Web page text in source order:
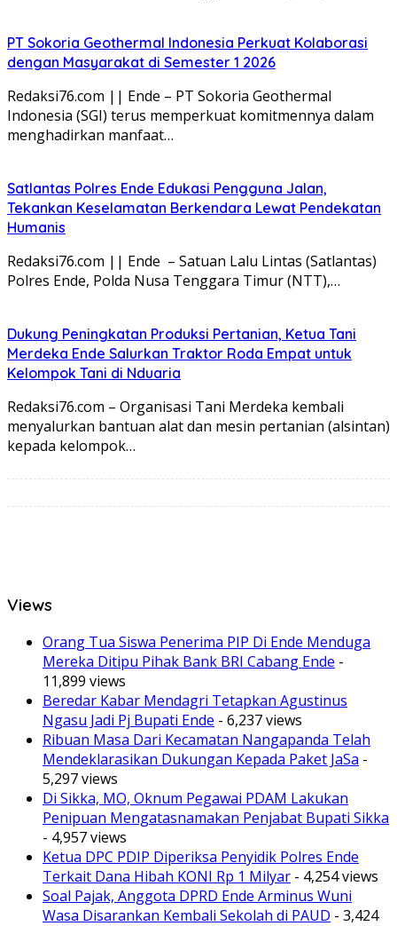
PT Sokoria Geothermal Indonesia Perkuat Kolaborasi
dengan Masyarakat di Semester 1 2026
Redaksi76.com || Ende – PT Sokoria Geothermal
Indonesia (SGI) terus memperkuat komitmennya dalam
menghadirkan manfaat…
Satlantas Polres Ende Edukasi Pengguna Jalan,
Tekankan Keselamatan Berkendara Lewat Pendekatan
Humanis
Redaksi76.com || Ende – Satuan Lalu Lintas (Satlantas)
Polres Ende, Polda Nusa Tenggara Timur (NTT),…
Dukung Peningkatan Produksi Pertanian, Ketua Tani
Merdeka Ende Salurkan Traktor Roda Empat untuk
Kelompok Tani di Nduaria
Redaksi76.com – Organisasi Tani Merdeka kembali
menyalurkan bantuan alat dan mesin pertanian (alsintan)
kepada kelompok…
Views
Orang Tua Siswa Penerima PIP Di Ende Menduga
Mereka Ditipu Pihak Bank BRI Cabang Ende -
11,899 views
Beredar Kabar Mendagri Tetapkan Agustinus
Ngasu Jadi Pj Bupati Ende - 6,237 views
Ribuan Masa Dari Kecamatan Nangapanda Telah
Mendeklarasikan Dukungan Kepada Paket JaSa -
5,297 views
Di Sikka, MO, Oknum Pegawai PDAM Lakukan
Penipuan Mengatasnamakan Penjabat Bupati Sikka
- 4,957 views
Ketua DPC PDIP Diperiksa Penyidik Polres Ende
Terkait Dana Hibah KONI Rp 1 Milyar - 4,254 views
Soal Pajak, Anggota DPRD Ende Arminus Wuni
Wasa Disarankan Kembali Sekolah di PAUD - 3,424